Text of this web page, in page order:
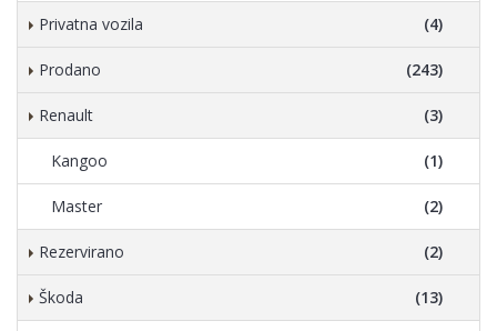
Privatna vozila (4)
Prodano (243)
Renault (3)
Kangoo (1)
Master (2)
Rezervirano (2)
Škoda (13)